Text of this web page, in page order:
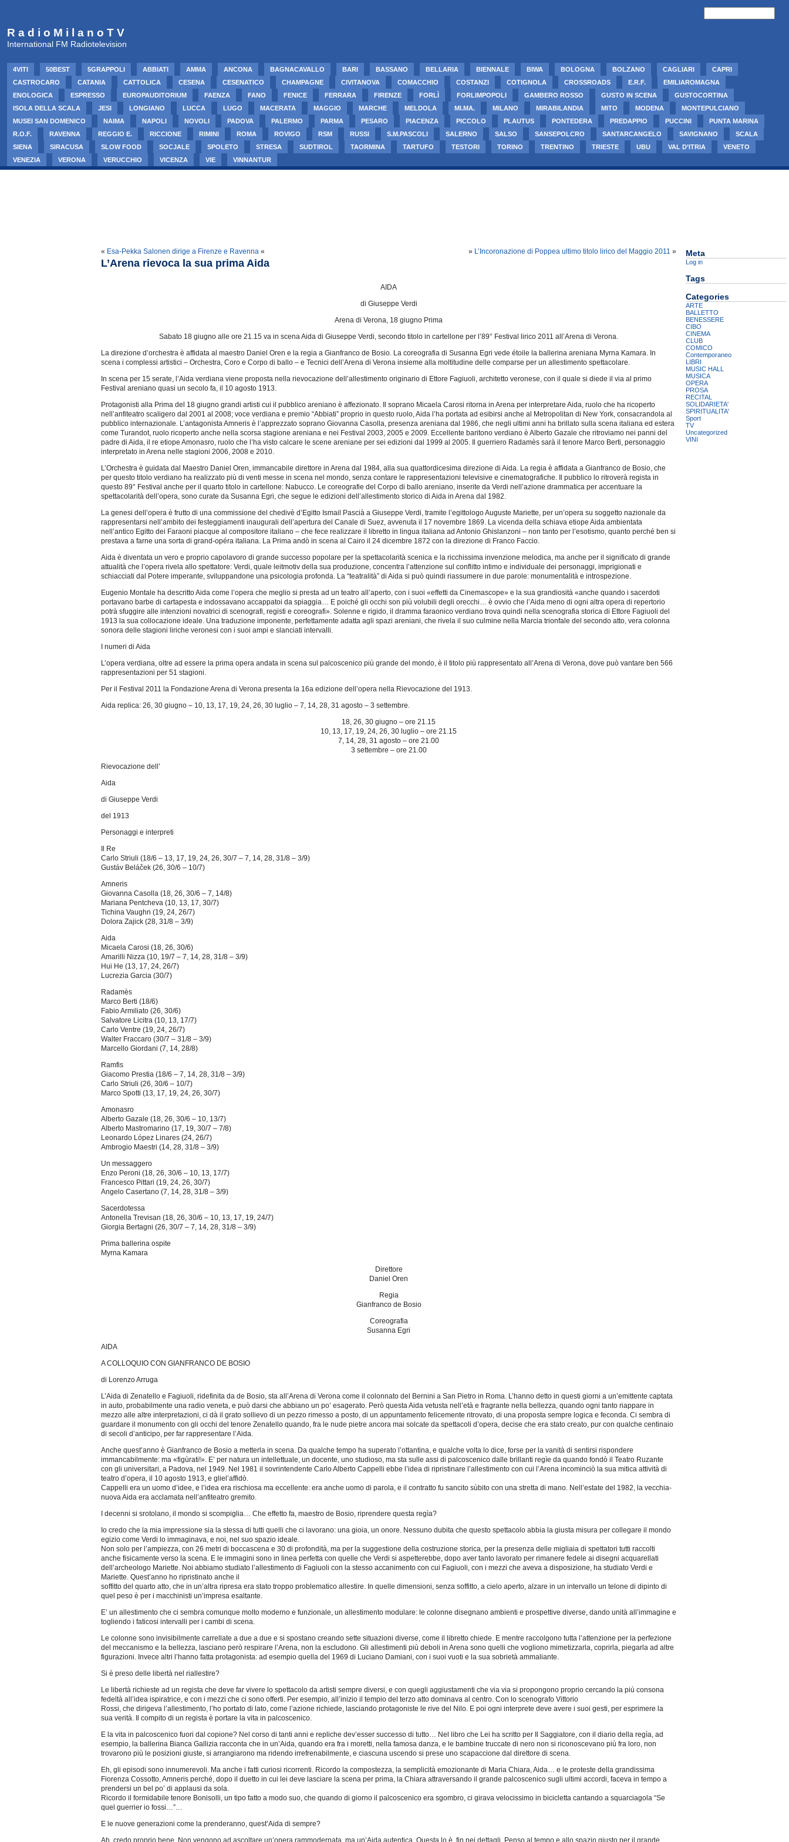
R a d i o M i l a n o T V
International FM Radiotelevision
4VITI 50BEST 5GRAPPOLI ABBIATI AMMA ANCONA BAGNACAVALLO BARI BASSANO BELLARIA BIENNALE BIWA BOLOGNA BOLZANO CAGLIARI
CAPRI
CASTROCARO
CATANIA CATTOLICA CESENA CESENATICO CHAMPAGNE CIVITANOVA COMACCHIO COSTANZI COTIGNOLA CROSSROADS E.R.F.
EMILIAROMAGNA
ENOLOGICA
ESPRESSO EUROPAUDITORIUM FAENZA FANO FENICE FERRARA FIRENZE FORLÌ FORLIMPOPOLI GAMBERO ROSSO GUSTO IN SCENA
GUSTOCORTINA
ISOLA DELLA SCALA
JESI LONGIANO LUCCA LUGO MACERATA MAGGIO MARCHE MELDOLA MI.MA. MILANO MIRABILANDIA MITO MODENA
MONTEPULCIANO
MUSEI SAN DOMENICO
NAIMA NAPOLI NOVOLI PADOVA PALERMO PARMA PESARO PIACENZA PICCOLO PLAUTUS PONTEDERA PREDAPPIO PUCCINI
PUNTA MARINA
R.O.F.
RAVENNA REGGIO E. RICCIONE RIMINI ROMA ROVIGO RSM RUSSI S.M.PASCOLI SALERNO SALSO SANSEPOLCRO SANTARCANGELO SAVIGNANO
SCALA
SIENA
SIRACUSA SLOW FOOD SOCJALE SPOLETO STRESA SUDTIROL TAORMINA TARTUFO TESTORI TORINO TRENTINO TRIESTE UBU VAL D’ITRIA
VENETO
VENEZIA
VERONA VERUCCHIO VICENZA VIE VINNANTUR
« Esa-Pekka Salonen dirige a Firenze e Ravenna « » L’Incoronazione di Poppea ultimo titolo lirico del Maggio 2011 »
L’Arena rievoca la sua prima Aida
AIDA
di Giuseppe Verdi
Arena di Verona, 18 giugno Prima
Sabato 18 giugno alle ore 21.15 va in scena Aida di Giuseppe Verdi, secondo titolo in cartellone per l’89° Festival lirico 2011 all’Arena di Verona.
La direzione d’orchestra è affidata al maestro Daniel Oren e la regia a Gianfranco de Bosio. La coreografia di Susanna Egri vede étoile la ballerina areniana Myrna Kamara. In
scena i complessi artistici – Orchestra, Coro e Corpo di ballo – e Tecnici dell’Arena di Verona insieme alla moltitudine delle comparse per un allestimento spettacolare.
In scena per 15 serate, l’Aida verdiana viene proposta nella rievocazione dell’allestimento originario di Ettore Fagiuoli, architetto veronese, con il quale si diede il via al primo
Festival areniano quasi un secolo fa, il 10 agosto 1913.
Protagonisti alla Prima del 18 giugno grandi artisti cui il pubblico areniano è affezionato. Il soprano Micaela Carosi ritorna in Arena per interpretare Aida, ruolo che ha ricoperto
nell’anfiteatro scaligero dal 2001 al 2008; voce verdiana e premio “Abbiati” proprio in questo ruolo, Aida l’ha portata ad esibirsi anche al Metropolitan di New York, consacrandola al
pubblico internazionale. L’antagonista Amneris è l’apprezzato soprano Giovanna Casolla, presenza areniana dal 1986, che negli ultimi anni ha brillato sulla scena italiana ed estera
come Turandot, ruolo ricoperto anche nella scorsa stagione areniana e nei Festival 2003, 2005 e 2009. Eccellente baritono verdiano è Alberto Gazale che ritroviamo nei panni del
padre di Aida, il re etiope Amonasro, ruolo che l’ha visto calcare le scene areniane per sei edizioni dal 1999 al 2005. Il guerriero Radamès sarà il tenore Marco Berti, personaggio
interpretato in Arena nelle stagioni 2006, 2008 e 2010.
L’Orchestra è guidata dal Maestro Daniel Oren, immancabile direttore in Arena dal 1984, alla sua quattordicesima direzione di Aida. La regia è affidata a Gianfranco de Bosio, che
per questo titolo verdiano ha realizzato più di venti messe in scena nel mondo, senza contare le rappresentazioni televisive e cinematografiche. Il pubblico lo ritroverà regista in
questo 89° Festival anche per il quarto titolo in cartellone: Nabucco. Le coreografie del Corpo di ballo areniano, inserite da Verdi nell’azione drammatica per accentuare la
spettacolarità dell’opera, sono curate da Susanna Egri, che segue le edizioni dell’allestimento storico di Aida in Arena dal 1982.
La genesi dell’opera è frutto di una commissione del chedivè d’Egitto Ismail Pascià a Giuseppe Verdi, tramite l’egittologo Auguste Mariette, per un’opera su soggetto nazionale da
rappresentarsi nell’ambito dei festeggiamenti inaugurali dell’apertura del Canale di Suez, avvenuta il 17 novembre 1869. La vicenda della schiava etiope Aida ambientata
nell’antico Egitto dei Faraoni piacque al compositore italiano – che fece realizzare il libretto in lingua italiana ad Antonio Ghislanzoni – non tanto per l’esotismo, quanto perché ben si
prestava a farne una sorta di grand-opéra italiana. La Prima andò in scena al Cairo il 24 dicembre 1872 con la direzione di Franco Faccio.
Aida è diventata un vero e proprio capolavoro di grande successo popolare per la spettacolarità scenica e la ricchissima invenzione melodica, ma anche per il significato di grande
attualità che l’opera rivela allo spettatore: Verdi, quale leitmotiv della sua produzione, concentra l’attenzione sul conflitto intimo e individuale dei personaggi, imprigionati e
schiacciati dal Potere imperante, sviluppandone una psicologia profonda. La “teatralità” di Aida si può quindi riassumere in due parole: monumentalità e introspezione.
Eugenio Montale ha descritto Aida come l’opera che meglio si presta ad un teatro all’aperto, con i suoi «effetti da Cinemascope» e la sua grandiosità «anche quando i sacerdoti
portavano barbe di cartapesta e indossavano accappatoi da spiaggia… E poiché gli occhi son più volubili degli orecchi… è ovvio che l’Aida meno di ogni altra opera di repertorio
potrà sfuggire alle intenzioni novatrici di scenografi, registi e coreografi». Solenne e rigido, il dramma faraonico verdiano trova quindi nella scenografia storica di Ettore Fagiuoli del
1913 la sua collocazione ideale. Una traduzione imponente, perfettamente adatta agli spazi areniani, che rivela il suo culmine nella Marcia trionfale del secondo atto, vera colonna
sonora delle stagioni liriche veronesi con i suoi ampi e slanciati intervalli.
I numeri di Aida
L’opera verdiana, oltre ad essere la prima opera andata in scena sul palcoscenico più grande del mondo, è il titolo più rappresentato all’Arena di Verona, dove può vantare ben 566
rappresentazioni per 51 stagioni.
Per il Festival 2011 la Fondazione Arena di Verona presenta la 16a edizione dell’opera nella Rievocazione del 1913.
Aida replica: 26, 30 giugno – 10, 13, 17, 19, 24, 26, 30 luglio – 7, 14, 28, 31 agosto – 3 settembre.
18, 26, 30 giugno – ore 21.15
10, 13, 17, 19, 24, 26, 30 luglio – ore 21.15
7, 14, 28, 31 agosto – ore 21.00
3 settembre – ore 21.00
Rievocazione dell’
Aida
di Giuseppe Verdi
del 1913
Personaggi e interpreti
Il Re
Carlo Striuli (18/6 – 13, 17, 19, 24, 26, 30/7 – 7, 14, 28, 31/8 – 3/9)
Gustáv Beláček (26, 30/6 – 10/7)
Amneris
Giovanna Casolla (18, 26, 30/6 – 7, 14/8)
Mariana Pentcheva (10, 13, 17, 30/7)
Tichina Vaughn (19, 24, 26/7)
Dolora Zajick (28, 31/8 – 3/9)
Aida
Micaela Carosi (18, 26, 30/6)
Amarilli Nizza (10, 19/7 – 7, 14, 28, 31/8 – 3/9)
Hui He (13, 17, 24, 26/7)
Lucrezia Garcia (30/7)
Radamès
Marco Berti (18/6)
Fabio Armiliato (26, 30/6)
Salvatore Licitra (10, 13, 17/7)
Carlo Ventre (19, 24, 26/7)
Walter Fraccaro (30/7 – 31/8 – 3/9)
Marcello Giordani (7, 14, 28/8)
Ramfis
Giacomo Prestia (18/6 – 7, 14, 28, 31/8 – 3/9)
Carlo Striuli (26, 30/6 – 10/7)
Marco Spotti (13, 17, 19, 24, 26, 30/7)
Amonasro
Alberto Gazale (18, 26, 30/6 – 10, 13/7)
Alberto Mastromarino (17, 19, 30/7 – 7/8)
Leonardo López Linares (24, 26/7)
Ambrogio Maestri (14, 28, 31/8 – 3/9)
Un messaggero
Enzo Peroni (18, 26, 30/6 – 10, 13, 17/7)
Francesco Pittari (19, 24, 26, 30/7)
Angelo Casertano (7, 14, 28, 31/8 – 3/9)
Sacerdotessa
Antonella Trevisan (18, 26, 30/6 – 10, 13, 17, 19, 24/7)
Giorgia Bertagni (26, 30/7 – 7, 14, 28, 31/8 – 3/9)
Prima ballerina ospite
Myrna Kamara
Direttore
Daniel Oren
Regia
Gianfranco de Bosio
Coreografia
Susanna Egri
AIDA
A COLLOQUIO CON GIANFRANCO DE BOSIO
di Lorenzo Arruga
L’Aida di Zenatello e Fagiuoli, ridefinita da de Bosio, sta all’Arena di Verona come il colonnato del Bernini a San Pietro in Roma. L’hanno detto in questi giorni a un’emittente captata
in auto, probabilmente una radio veneta, e può darsi che abbiano un po’ esagerato. Però questa Aida vetusta nell’età e fragrante nella bellezza, quando ogni tanto riappare in
mezzo alle altre interpretazioni, ci dà il grato sollievo di un pezzo rimesso a posto, di un appuntamento felicemente ritrovato, di una proposta sempre logica e feconda. Ci sembra di
guardare il monumento con gli occhi del tenore Zenatello quando, fra le nude pietre ancora mai solcate da spettacoli d’opera, decise che era stato creato, pur con qualche centinaio
di secoli d’anticipo, per far rappresentare l’Aida.
Anche quest’anno è Gianfranco de Bosio a metterla in scena. Da qualche tempo ha superato l’ottantina, e qualche volta lo dice, forse per la vanità di sentirsi rispondere
immancabilmente: ma «figùrati!». E’ per natura un intellettuale, un docente, uno studioso, ma sta sulle assi di palcoscenico dalle brillanti regìe da quando fondò il Teatro Ruzante
con gli universitari, a Padova, nel 1949. Nel 1981 il sovrintendente Carlo Alberto Cappelli ebbe l’idea di ripristinare l’allestimento con cui l’Arena incominciò la sua mitica attività di
teatro d’opera, il 10 agosto 1913, e gliel’affidò.
Cappelli era un uomo d’idee, e l’idea era rischiosa ma eccellente: era anche uomo di parola, e il contratto fu sancito sùbito con una stretta di mano. Nell’estate del 1982, la vecchia-
nuova Aida era acclamata nell’anfiteatro gremito.
I decenni si srotolano, il mondo si scompiglia… Che effetto fa, maestro de Bosio, riprendere questa regìa?
Io credo che la mia impressione sia la stessa di tutti quelli che ci lavorano: una gioia, un onore. Nessuno dubita che questo spettacolo abbia la giusta misura per collegare il mondo
egizio come Verdi lo immaginava, e noi, nel suo spazio ideale.
Non solo per l’ampiezza, con 26 metri di boccascena e 30 di profondità, ma per la suggestione della costruzione storica, per la presenza delle migliaia di spettatori tutti raccolti
anche fisicamente verso la scena. E le immagini sono in linea perfetta con quelle che Verdi si aspetterebbe, dopo aver tanto lavorato per rimanere fedele ai disegni acquarellati
dell’archeologo Mariette. Noi abbiamo studiato l’allestimento di Fagiuoli con la stesso accanimento con cui Fagiuoli, con i mezzi che aveva a disposizione, ha studiato Verdi e
Mariette. Quest’anno ho ripristinato anche il
soffitto del quarto atto, che in un’altra ripresa era stato troppo problematico allestire. In quelle dimensioni, senza soffitto, a cielo aperto, alzare in un intervallo un telone di dipinto di
quel peso è per i macchinisti un’impresa esaltante.
E’ un allestimento che ci sembra comunque molto moderno e funzionale, un allestimento modulare: le colonne disegnano ambienti e prospettive diverse, dando unità all’immagine e
togliendo i faticosi intervalli per i cambi di scena.
Le colonne sono invisibilmente carrellate a due a due e si spostano creando sette situazioni diverse, come il libretto chiede. E mentre raccolgono tutta l’attenzione per la perfezione
del meccanismo e la bellezza, lasciano però respirare l’Arena, non la escludono. Gli allestimenti più deboli in Arena sono quelli che vogliono mimetizzarla, coprirla, piegarla ad altre
figurazioni. Invece altri l’hanno fatta protagonista: ad esempio quella del 1969 di Luciano Damiani, con i suoi vuoti e la sua sobrietà ammaliante.
Si è preso delle libertà nel riallestire?
Le libertà richieste ad un regista che deve far vivere lo spettacolo da artisti sempre diversi, e con quegli aggiustamenti che via via si propongono proprio cercando la più consona
fedeltà all’idea ispiratrice, e con i mezzi che ci sono offerti. Per esempio, all’inizio il tempio del terzo atto dominava al centro. Con lo scenografo Vittorio
Rossi, che dirigeva l’allestimento, l’ho portato di lato, come l’azione richiede, lasciando protagoniste le rive del Nilo. E poi ogni interprete deve avere i suoi gesti, per esprimere la
sua verità. Il compito di un regista è portare la vita in palcoscenico.
E la vita in palcoscenico fuori dal copione? Nel corso di tanti anni e repliche dev’esser successo di tutto… Nel libro che Lei ha scritto per Il Saggiatore, con il diario della regìa, ad
esempio, la ballerina Bianca Gallizia racconta che in un’Aida, quando era fra i moretti, nella famosa danza, e le bambine truccate di nero non si riconoscevano più fra loro, non
trovarono più le posizioni giuste, si arrangiarono ma ridendo irrefrenabilmente, e ciascuna uscendo si prese uno scapaccione dal direttore di scena.
Eh, gli episodi sono innumerevoli. Ma anche i fatti curiosi ricorrenti. Ricordo la compostezza, la semplicità emozionante di Maria Chiara, Aida… e le proteste della grandissima
Fiorenza Cossotto, Amneris perché, dopo il duetto in cui lei deve lasciare la scena per prima, la Chiara attraversando il grande palcoscenico sugli ultimi accordi, faceva in tempo a
prendersi un bel po’ di applausi da sola.
Ricordo il formidabile tenore Bonisolli, un tipo fatto a modo suo, che quando di giorno il palcoscenico era sgombro, ci girava velocissimo in bicicletta cantando a squarciagola “Se
quel guerrier io fossi…”…
E le nuove generazioni come la prenderanno, quest’Aida di sempre?
Meta
Log in
Tags
Categories
ARTE
BALLETTO
BENESSERE
CIBO
CINEMA
CLUB
COMICO
Contemporaneo
LIBRI
MUSIC HALL
MUSICA
OPERA
PROSA
RECITAL
SOLIDARIETA'
SPIRITUALITA'
Sport
TV
Uncategorized
VINI